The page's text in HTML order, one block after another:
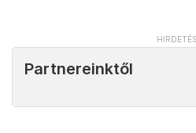
Partnereinktől